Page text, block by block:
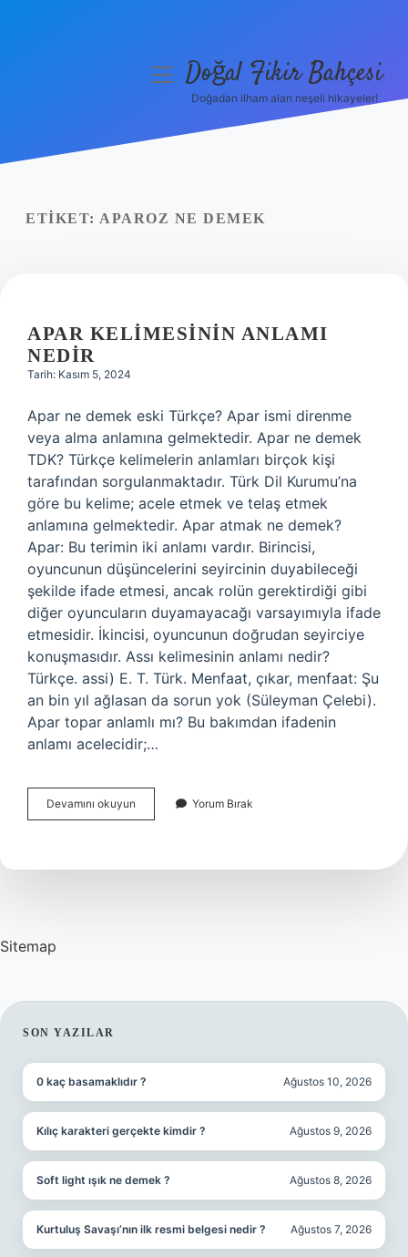
Yasal Uyarı
menüyüDoğal Fikir Bahçesi
Doğadan ilham alan neşeli hikayeler!
ETIKET: APAROZ NE DEMEK
APAR KELIMESININ ANLAMI
NEDIR
Tarih: Kasım 5, 2024
Apar ne demek eski Türkçe? Apar ismi direnme
veya alma anlamına gelmektedir. Apar ne demek
TDK? Türkçe kelimelerin anlamları birçok kişi
tarafından sorgulanmaktadır. Türk Dil Kurumu’na
göre bu kelime; acele etmek ve telaş etmek
anlamına gelmektedir. Apar atmak ne demek?
Apar: Bu terimin iki anlamı vardır. Birincisi,
oyuncunun düşüncelerini seyircinin duyabileceği
şekilde ifade etmesi, ancak rolün gerektirdiği gibi
diğer oyuncuların duyamayacağı varsayımıyla ifade
etmesidir. İkincisi, oyuncunun doğrudan seyirciye
konuşmasıdır. Assı kelimesinin anlamı nedir?
Türkçe. assi) E. T. Türk. Menfaat, çıkar, menfaat: Şu
an bin yıl ağlasan da sorun yok (Süleyman Çelebi).
Apar topar anlamlı mı? Bu bakımdan ifadenin
anlamı acelecidir;…
Devamını okuyun
Kelimesinin
Yorum Bırak
Sitemap
SIDEBAR
SON YAZILAR
0 kaç basamaklıdır ? Ağustos 10, 2026
Kılıç karakteri gerçekte kimdir ? Ağustos 9, 2026
Soft light ışık ne demek ? Ağustos 8, 2026
Kurtuluş Savaşı’nın ilk resmi belgesi nedir ? Ağustos 7, 2026